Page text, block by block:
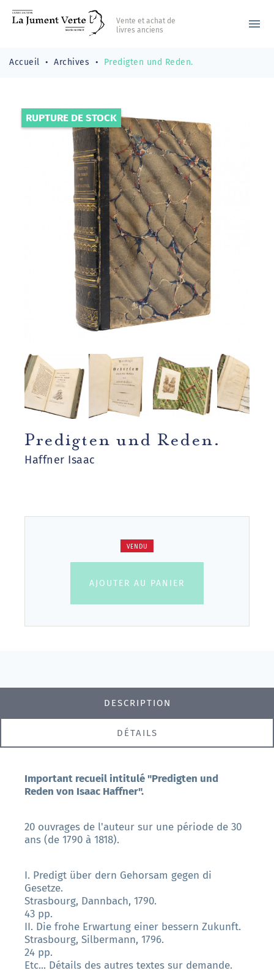
Vente et achat de
livres anciens
menu
Accueil Archives Predigten und Reden.
RUPTURE DE STOCK
Predigten und Reden.
Haffner Isaac
VENDU
AJOUTER AU PANIER
DESCRIPTION
DÉTAILS
Important recueil intitulé "Predigten und
Reden von Isaac Haffner".
20 ouvrages de l'auteur sur une période de 30
ans (de 1790 à 1818).
I. Predigt über dern Gehorsam gegen di
Gesetze.
Strasbourg, Dannbach, 1790.
43 pp.
II. Die frohe Erwartung einer bessern Zukunft.
Strasbourg, Silbermann, 1796.
24 pp.
Etc... Détails des autres textes sur demande.